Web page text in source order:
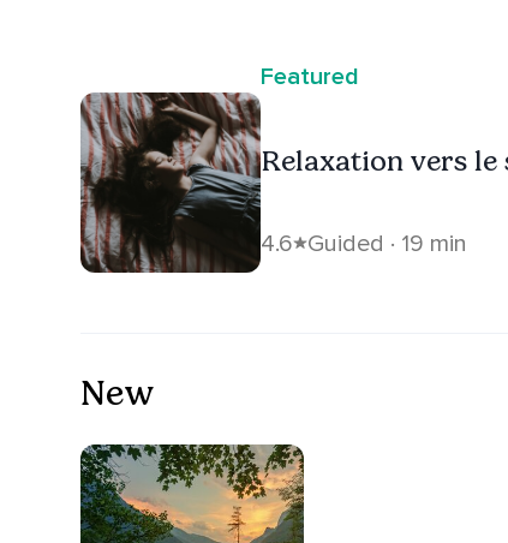
Featured
Relaxation vers le
4.6 Guided · 19 min
New